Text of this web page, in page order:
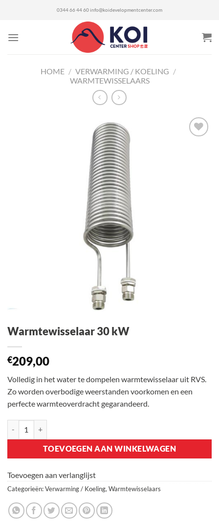
0344 66 44 60 info@koidevelopmentcenter.com
HOME / VERWARMING / KOELING /
WARMTEWISSELAARS
Warmtewisselaar 30 kW
€209,00
Volledig in het water te dompelen warmtewisselaar uit RVS.
Zo worden overbodige weerstanden voorkomen en een
perfecte warmteoverdracht gegarandeerd.
TOEVOEGEN AAN WINKELWAGEN
Toevoegen aan verlanglijst
Categorieën:Verwarming / Koeling, Warmtewisselaars